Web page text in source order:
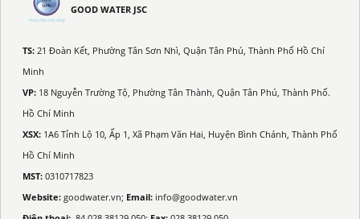
GOOD WATER JSC
TS:21 Đoàn Kết, Phường Tân Sơn Nhì, Quận Tân Phú, Thành Phố Hồ Chí
Minh
VP:18 Nguyễn Trường Tộ, Phường Tân Thành, Quận Tân Phú, Thành Phố.
Hồ Chí Minh
XSX:1A6 Tỉnh Lộ 10, Ấp 1, Xã Phạm Văn Hai, Huyện Bình Chánh, Thành Phố
Hồ Chí Minh
MST:0310717823
Website:goodwater.vn; Email:info@goodwater.vn